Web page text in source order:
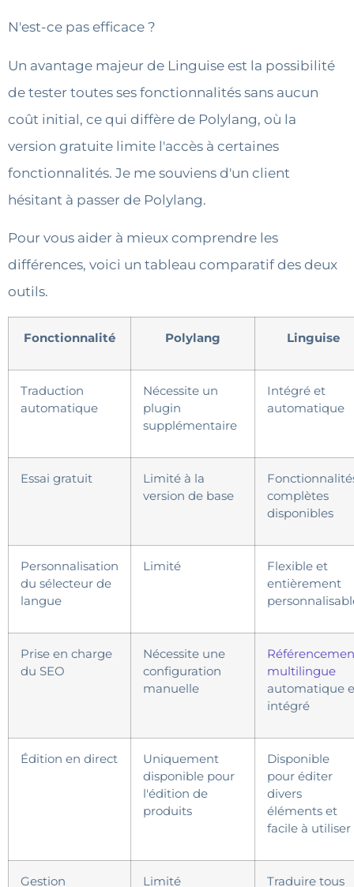
N'est-ce pas efficace ?
Un avantage majeur de Linguise est la possibilité
de tester toutes ses fonctionnalités sans aucun
coût initial, ce qui diffère de Polylang, où la
version gratuite limite l'accès à certaines
fonctionnalités. Je me souviens d'un client
hésitant à passer de Polylang.
Pour vous aider à mieux comprendre les
différences, voici un tableau comparatif des deux
outils.
Fonctionnalité Polylang Linguise
Traduction
automatique
Nécessite un
plugin
supplémentaire
Intégré et
automatique
Essai gratuit
Limité à la
version de base
complètes
disponibles
Personnalisation
du sélecteur de
langue
Limité
Flexible et
entièrement
Prise en charge
du SEO
Nécessite une
configuration
manuelle
multilingue
automatique
intégré
Édition en direct
Uniquement
disponible pour
l'édition de
produits
Disponible
pour éditer
divers
éléments et
facile à utiliser
Gestion Limité Traduire tous